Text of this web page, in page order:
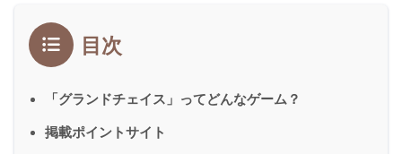
目次
「グランドチェイス」ってどんなゲーム？
掲載ポイントサイト